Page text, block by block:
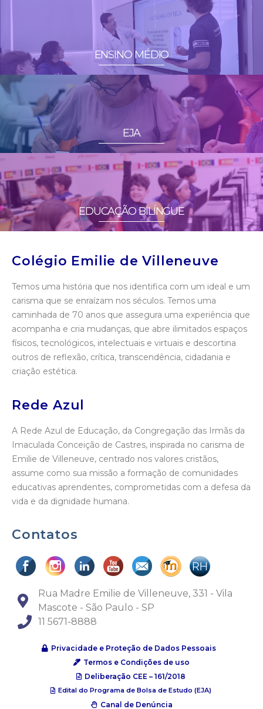
ENSINO MÉDIO
EJA
EDUCAÇÃO BILÍNGUE
Colégio Emilie de Villeneuve
Temos uma história que nos identifica com um ideal e um
carisma que se enraízam nos séculos. Temos uma
caminhada de 70 anos que assegura uma experiência que
acompanha e cria mudanças, que abre ilimitados espaços
físicos, tecnológicos, intelectuais e virtuais e descortina
outros de reflexão, crítica, transcendência, cidadania e
criação estética.
Rede Azul
A Rede Azul de Educação, da Congregação das Irmãs da
Imaculada Conceição de Castres, inspirada no carisma de
Emilie de Villeneuve, centrado nos valores cristãos,
assume como sua missão a formação de comunidades
educativas aprendentes, comprometidas com a defesa da
vida e da dignidade humana.
Contatos
Rua Madre Emilie de Villeneuve, 331 - Vila
Mascote - São Paulo - SP
11 5671-8888
Privacidade e Proteção de Dados Pessoais
Termos e Condições de uso
Deliberação CEE – 161/2018
Edital do Programa de Bolsa de Estudo (EJA)
Canal de Denúncia